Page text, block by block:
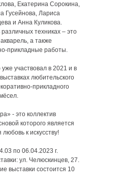
Екатерина Сорокина,
Гусейнова, Лариса
и Анна Куликова.
техниках – это
а также
прикладные работы.
участвовал в 2021 и в
любительского
прикладного
- это коллектив
которого является
к искусству!
по 06.04.2023 г.
ул. Челюскинцев, 27.
выставки состоится 10